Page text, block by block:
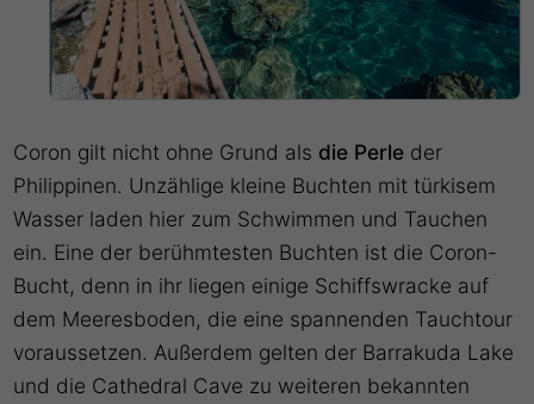
Coron gilt nicht ohne Grund als die Perle der
Philippinen. Unzählige kleine Buchten mit türkisem
Wasser laden hier zum Schwimmen und Tauchen
ein. Eine der berühmtesten Buchten ist die Coron-
Bucht, denn in ihr liegen einige Schiffswracke auf
dem Meeresboden, die eine spannenden Tauchtour
voraussetzen. Außerdem gelten der Barrakuda Lake
und die Cathedral Cave zu weiteren bekannten